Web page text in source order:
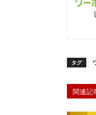
タグ
関連記